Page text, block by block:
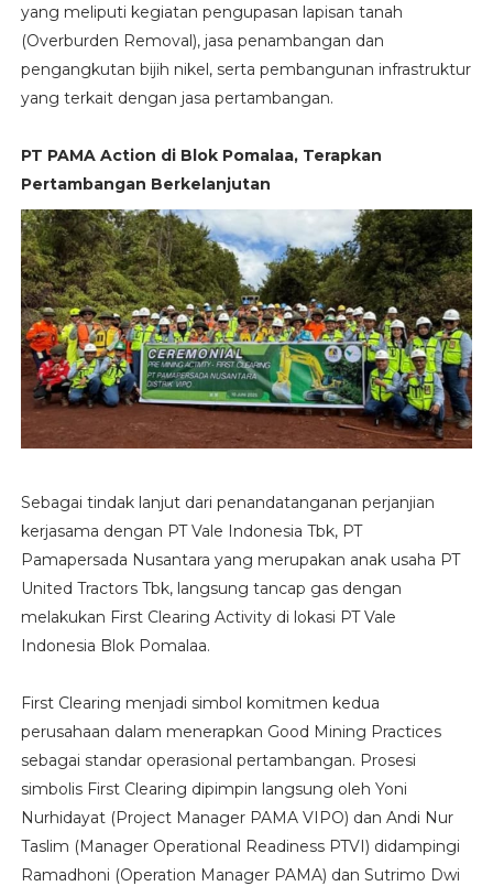
yang meliputi kegiatan pengupasan lapisan tanah
(Overburden Removal), jasa penambangan dan
pengangkutan bijih nikel, serta pembangunan infrastruktur
yang terkait dengan jasa pertambangan.
PT PAMA Action di Blok Pomalaa, Terapkan
Pertambangan Berkelanjutan
Sebagai tindak lanjut dari penandatanganan perjanjian
kerjasama dengan PT Vale Indonesia Tbk, PT
Pamapersada Nusantara yang merupakan anak usaha PT
United Tractors Tbk, langsung tancap gas dengan
melakukan First Clearing Activity di lokasi PT Vale
Indonesia Blok Pomalaa.
First Clearing menjadi simbol komitmen kedua
perusahaan dalam menerapkan Good Mining Practices
sebagai standar operasional pertambangan. Prosesi
simbolis First Clearing dipimpin langsung oleh Yoni
Nurhidayat (Project Manager PAMA VIPO) dan Andi Nur
Taslim (Manager Operational Readiness PTVI) didampingi
Ramadhoni (Operation Manager PAMA) dan Sutrimo Dwi